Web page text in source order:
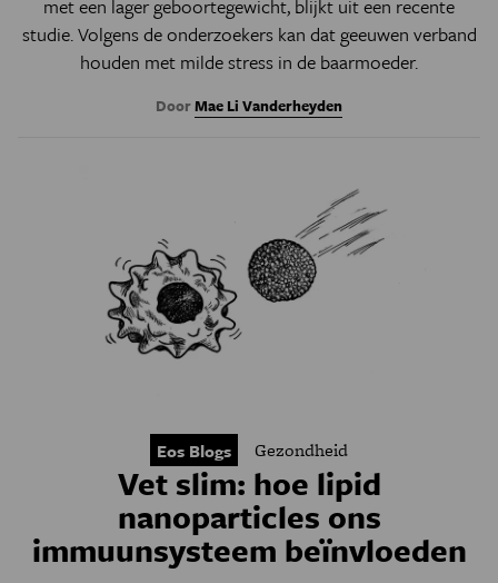
met een lager geboortegewicht, blijkt uit een recente
studie. Volgens de onderzoekers kan dat geeuwen verband
houden met milde stress in de baarmoeder.
DoorMae Li Vanderheyden
Eos Blogs Gezondheid
Vet slim: hoe lipid
nanoparticles ons
immuunsysteem beïnvloeden